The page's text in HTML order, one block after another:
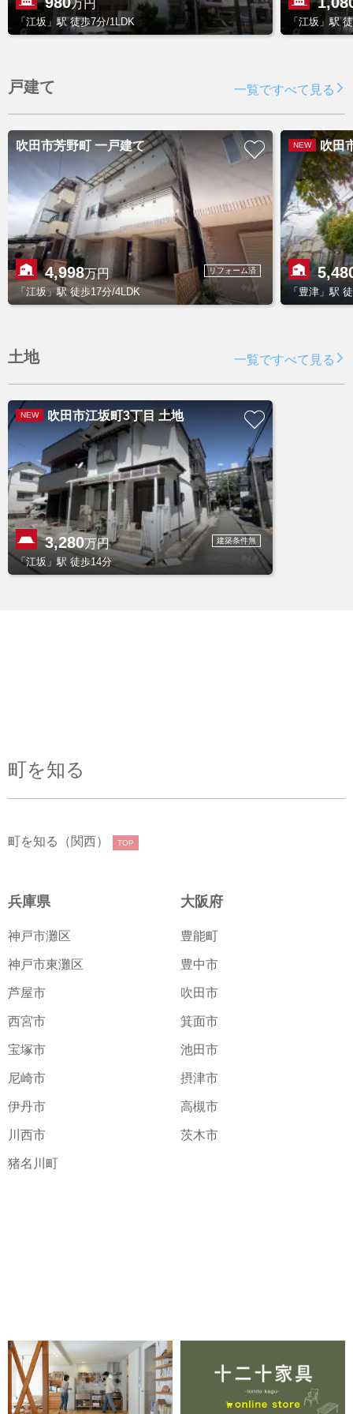
万円
「江坂」駅 徒歩7分/1LDK 「江坂」駅
戸建て 一覧ですべて見る
吹田市芳野町 一戸建て
4,998万円 リフォーム済
「江坂」駅 徒歩17分/4LDK
NEW 吹田
「豊津」駅
土地 一覧ですべて見る
NEW 吹田市江坂町3丁目 土地
3,280万円 建築条件無
「江坂」駅 徒歩14分
町を知る
町を知る（関西） TOP
兵庫県
神戸市灘区
神戸市東灘区
芦屋市
西宮市
宝塚市
尼崎市
伊丹市
川西市
猪名川町
大阪府
豊能町
豊中市
吹田市
箕面市
池田市
摂津市
高槻市
茨木市